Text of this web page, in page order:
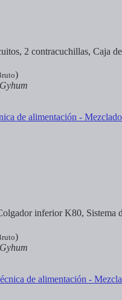
2 contracuchillas, Caja
)
inferior K80, Sistema
)